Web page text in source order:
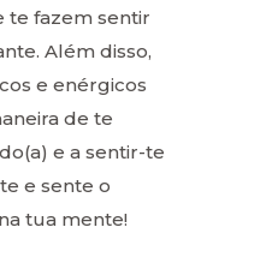
te fazem sentir
Além disso,
e enérgicos
de te
e a sentir-te
e sente o
tua mente!